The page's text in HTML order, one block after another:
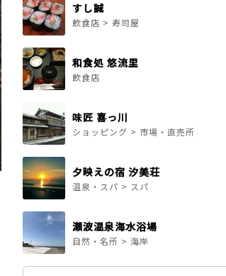
すし誠
飲食店 > 寿司屋
和食処 悠流里
飲食店
味匠 喜っ川
ショッピング > 市場・直売所
夕映えの宿 汐美荘
温泉・スパ > スパ
瀬波温泉海水浴場
自然・名所 > 海岸